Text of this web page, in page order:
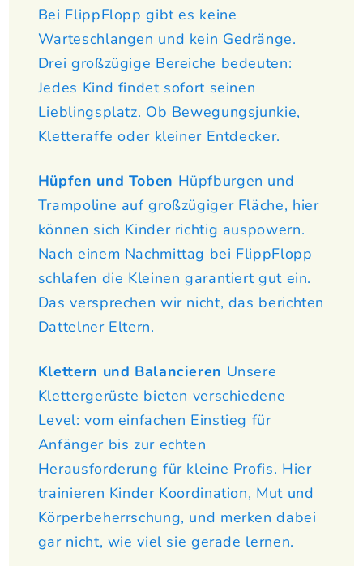
Bei FlippFlopp gibt es keine
Warteschlangen und kein Gedränge.
Drei großzügige Bereiche bedeuten:
Jedes Kind findet sofort seinen
Lieblingsplatz. Ob Bewegungsjunkie,
Kletteraffe oder kleiner Entdecker.
Hüpfen und Toben Hüpfburgen und
Trampoline auf großzügiger Fläche, hier
können sich Kinder richtig auspowern.
Nach einem Nachmittag bei FlippFlopp
schlafen die Kleinen garantiert gut ein.
Das versprechen wir nicht, das berichten
Dattelner Eltern.
Klettern und Balancieren Unsere
Klettergerüste bieten verschiedene
Level: vom einfachen Einstieg für
Anfänger bis zur echten
Herausforderung für kleine Profis. Hier
trainieren Kinder Koordination, Mut und
Körperbeherrschung, und merken dabei
gar nicht, wie viel sie gerade lernen.